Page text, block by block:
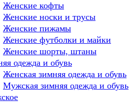
Женские кофты
Женские носки и трусы
Женские пижамы
Женские футболки и майки
Женские шорты, штаны
одежда и обувь
Женская зимняя одежда и обувь
Мужская зимняя одежда и обувь